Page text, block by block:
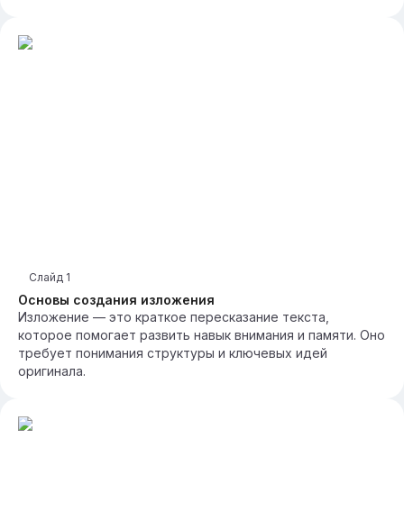
Основы создания изложения
Слайд 1
Изложение — это краткое пересказание текста,
которое помогает развить навык внимания и памяти. Оно
требует понимания структуры и ключевых идей
оригинала.